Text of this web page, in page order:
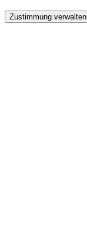
Zustimmung verwalten